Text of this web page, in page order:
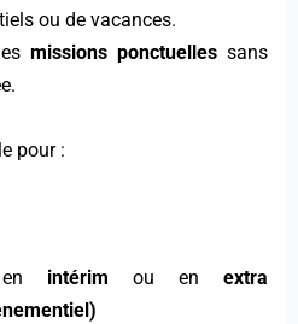
ou de vacances.
missions ponctuellessans
pour :
en intérim ou en extra